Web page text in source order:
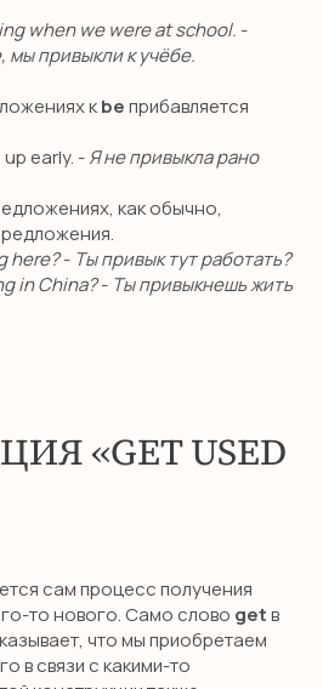
when we were at school. -
мы привыкли к учёбе.
кbeприбавляется
early. -Я не привыкла рано
как обычно,
here?- Ты привык тут работать?
in China?- Ты привыкнешь жить
«GET USED
сам процесс получения
то нового. Само слово getв
что мы приобретаем
в связи с какими-то